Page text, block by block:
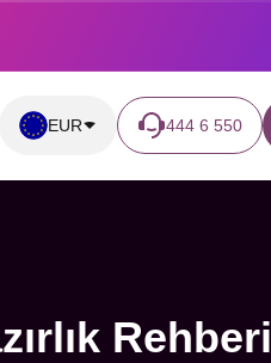
EUR 444 6 550
Rehberi